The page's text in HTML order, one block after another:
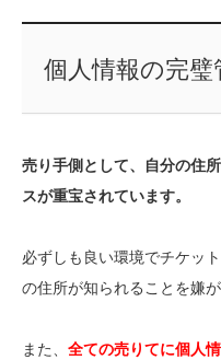
個人情報の完璧
売り手側として、自分の住
スが重宝されています。
必ずしも良い環境でチケッ
の住所が知られることを嫌
また、 全ての売りてに個人